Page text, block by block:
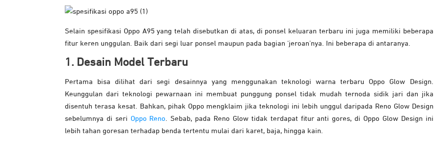
Selain spesifikasi Oppo A95 yang telah disebutkan di atas, di ponsel keluaran terbaru ini juga memiliki beberapa
fitur keren unggulan. Baik dari segi luar ponsel maupun pada bagian ‘jeroan’nya. Ini beberapa di antaranya.
1. Desain Model Terbaru
Pertama bisa dilihat dari segi desainnya yang menggunakan teknologi warna terbaru Oppo Glow Design.
Keunggulan dari teknologi pewarnaan ini membuat punggung ponsel tidak mudah ternoda sidik jari dan jika
disentuh terasa kesat. Bahkan, pihak Oppo mengklaim jika teknologi ini lebih unggul daripada Reno Glow Design
sebelumnya di seri Oppo Reno. Sebab, pada Reno Glow tidak terdapat fitur anti gores, di Oppo Glow Design ini
lebih tahan goresan terhadap benda tertentu mulai dari karet, baja, hingga kain.